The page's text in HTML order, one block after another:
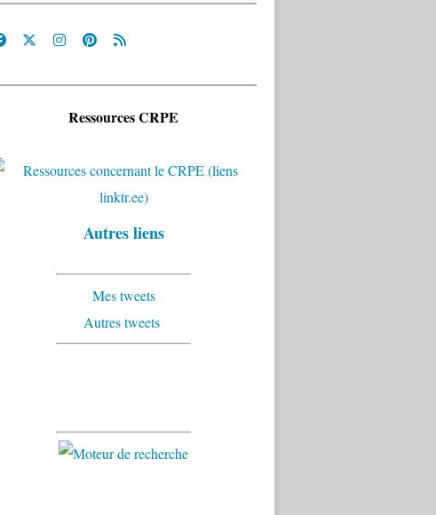
Ressources CRPE
Autres liens
Mes tweets
Autres tweets